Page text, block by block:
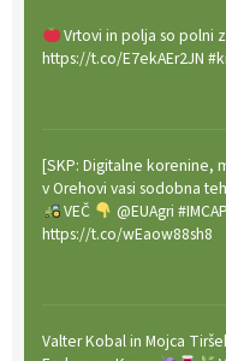
Vrtovi in polja so polni
https://t.co/E7ekAEr2JN
[SKP: Digitalne korenine,
v Orehovi vasi sodobna
VEČ
@EUAgri
https://t.co/wEaow88sh8
Valter Kobal in Mojca